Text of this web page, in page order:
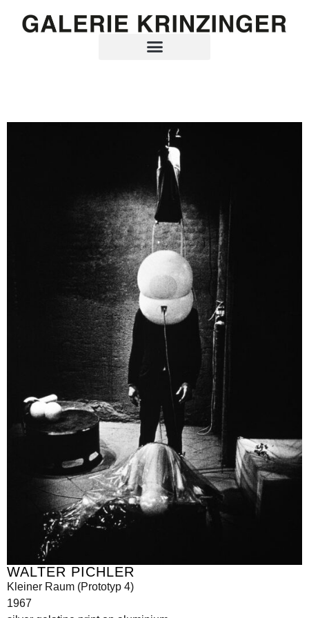
WALTER PICHLER
Kleiner Raum (Prototyp 4)
1967